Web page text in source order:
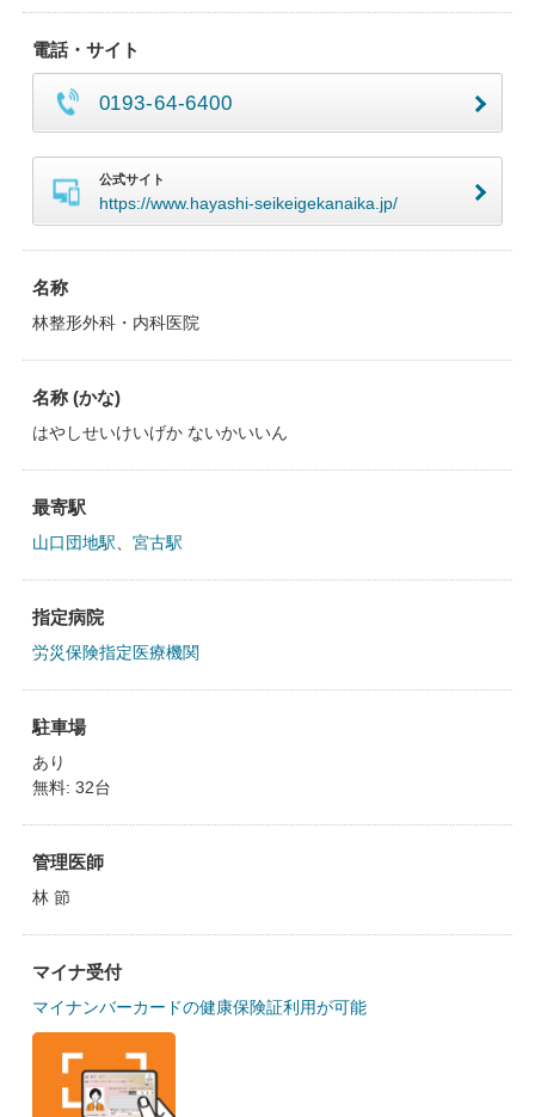
電話・サイト
0193-64-6400
公式サイト
https://www.hayashi-seikeigekanaika.jp/
名称
林整形外科・内科医院
名称 (かな)
はやしせいけいげか ないかいいん
最寄駅
山口団地駅 宮古駅
指定病院
労災保険指定医療機関
駐車場
あり
無料: 32台
管理医師
林 節
マイナ受付
マイナンバーカードの健康保険証利用が可能